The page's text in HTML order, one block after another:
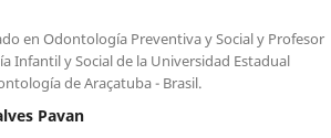
en Odontología Preventiva y Social y Profesor
Infantil y Social de la Universidad Estadual
de Araçatuba - Brasil.
Pavan